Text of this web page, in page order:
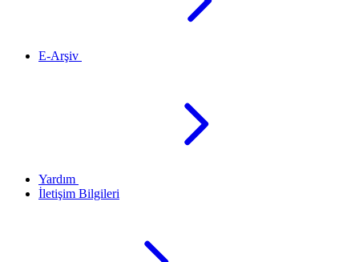
E-Arşiv
Yardım
İletişim Bilgileri